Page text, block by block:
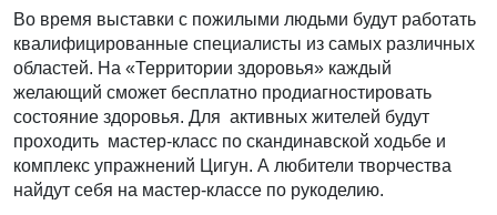
Во время выставки с пожилыми людьми будут работать
квалифицированные специалисты из самых различных
областей. На «Территории здоровья» каждый
желающий сможет бесплатно продиагностировать
состояние здоровья. Для активных жителей будут
проходить мастер-класс по скандинавской ходьбе и
комплекс упражнений Цигун. А любители творчества
найдут себя на мастер-классе по рукоделию.